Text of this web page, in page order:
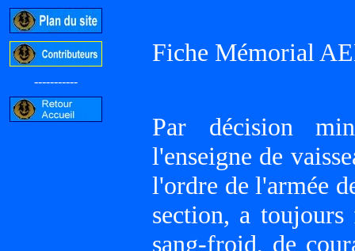
-----------
Fiche Mémorial
Par décision
l'enseigne de
l'ordre de l'armée
section, a
sang-froid, de